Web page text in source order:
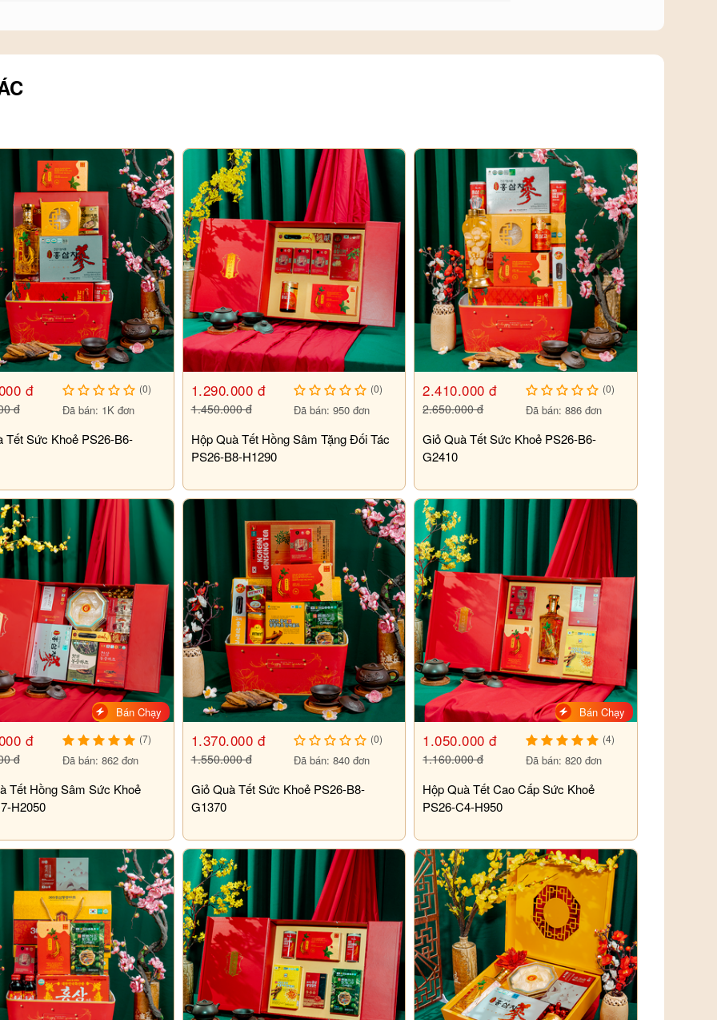
đ
đ
(0)
Đã bán: 1K đơn
Tết Sức Khoẻ PS26-B6-
1.290.000 đ
1.450.000 đ
(0)
Đã bán: 950 đơn
Hộp Quà Tết Hồng Sâm Tặng Đối Tác
PS26-B8-H1290
2.410.000 đ
2.650.000 đ
(0)
Đã bán: 886 đơn
Giỏ Quà Tết Sức Khoẻ PS26-B6-
G2410
Bán Chạy
đ
đ
(7)
Đã bán: 862 đơn
Tết Hồng Sâm Sức Khoẻ
H2050
1.370.000 đ
1.550.000 đ
(0)
Đã bán: 840 đơn
Giỏ Quà Tết Sức Khoẻ PS26-B8-
G1370
Bán Chạy
1.050.000 đ
1.160.000 đ
(4)
Đã bán: 820 đơn
Hộp Quà Tết Cao Cấp Sức Khoẻ
PS26-C4-H950